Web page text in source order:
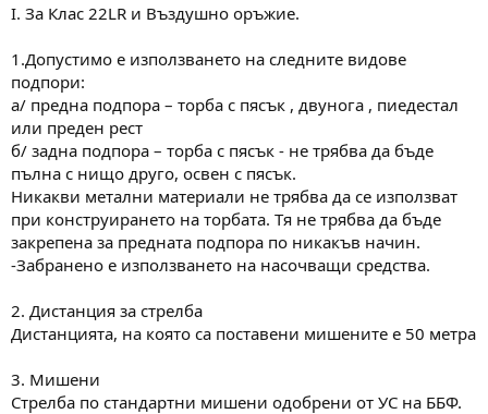
I. За Клас 22LR и Въздушно оръжие.
1.Допустимо е използването на следните видове
подпори:
а/ предна подпора – торба с пясък , двунога , пиедестал
или преден рест
б/ задна подпора – торба с пясък - не трябва да бъде
пълна с нищо друго, освен с пясък.
Никакви метални материали не трябва да се използват
при конструирането на торбата. Тя не трябва да бъде
закрепена за предната подпора по никакъв начин.
-Забранено е използването на насочващи средства.
2. Дистанция за стрелба
Дистанцията, на която са поставени мишените е 50 метра
3. Мишени
Стрелба по стандартни мишени одобрени от УС на ББФ.